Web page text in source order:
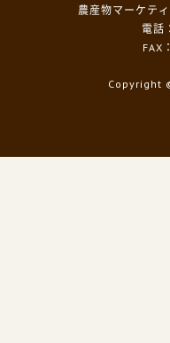
農産物マーケテ
電話
FAX
Copyright